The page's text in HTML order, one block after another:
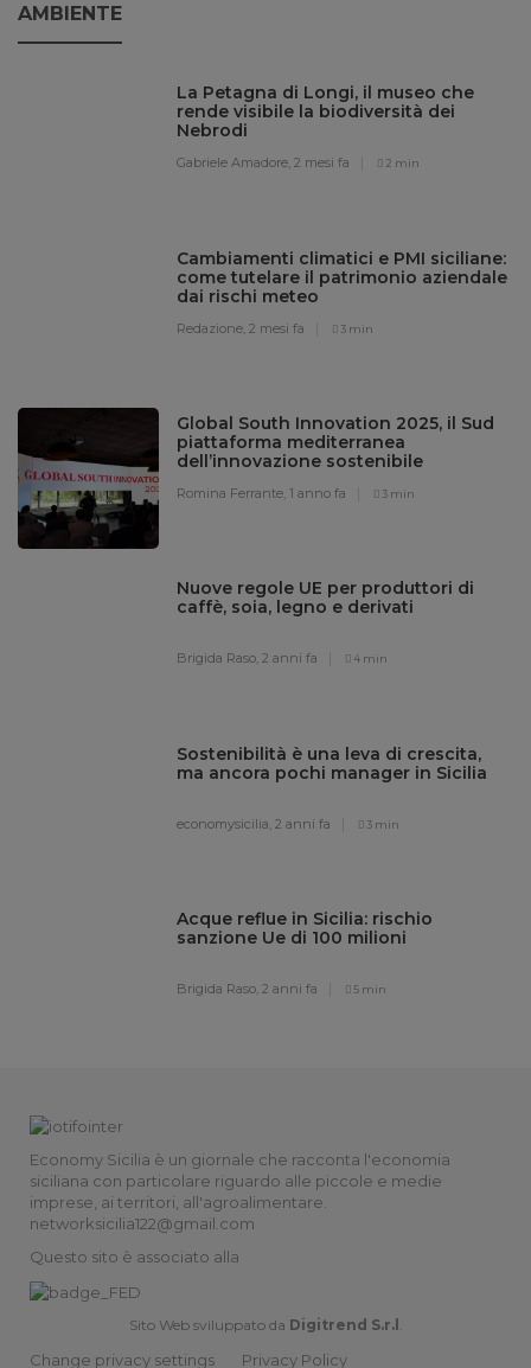
AMBIENTE
La Petagna di Longi, il museo che
rende visibile la biodiversità dei
Nebrodi
Gabriele Amadore,2 mesi fa 2 min
Cambiamenti climatici e PMI siciliane:
come tutelare il patrimonio aziendale
dai rischi meteo
Redazione,2 mesi fa 3 min
Global South Innovation 2025, il Sud
piattaforma mediterranea
dell’innovazione sostenibile
Romina Ferrante,1 anno fa 3 min
Nuove regole UE per produttori di
caffè, soia, legno e derivati
Brigida Raso,2 anni fa 4 min
Sostenibilità è una leva di crescita,
ma ancora pochi manager in Sicilia
economysicilia,2 anni fa 3 min
Acque reflue in Sicilia: rischio
sanzione Ue di 100 milioni
Brigida Raso,2 anni fa 5 min
Economy Sicilia è un giornale che racconta l'economia
siciliana con particolare riguardo alle piccole e medie
imprese, ai territori, all'agroalimentare.
networksicilia122@gmail.com
Questo sito è associato alla
Sito Web sviluppato da Digitrend S.r.l
Change privacy settings Privacy Policy